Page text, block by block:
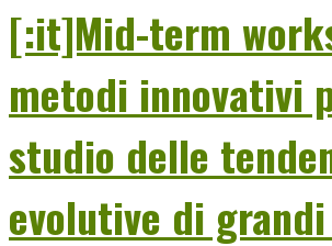
[:it]Mid-term
metodi innovativi
studio delle
evolutive di